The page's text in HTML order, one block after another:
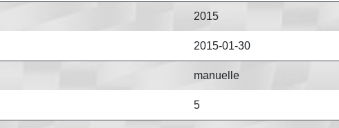
2015
2015-01-30
manuelle
5